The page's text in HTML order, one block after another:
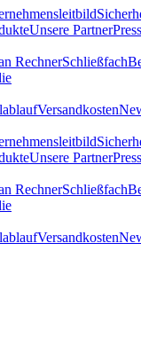
Unsere Partner
RechnerSchließfach
Versandkosten
Unsere Partner
RechnerSchließfach
Versandkosten